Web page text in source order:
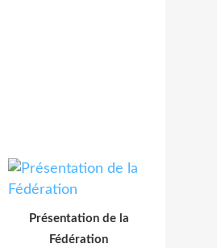
Présentation de la
Fédération